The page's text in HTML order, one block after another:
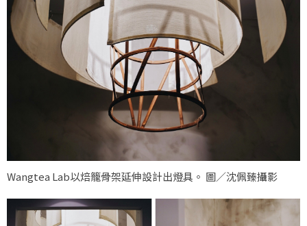
Wangtea Lab以焙籠骨架延伸設計出燈具。 圖／沈佩臻攝影